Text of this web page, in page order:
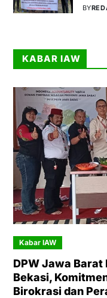
BY
KABAR IAW
Kabar IAW
DPW Jawa Barat
Bekasi,
Birokrasi dan